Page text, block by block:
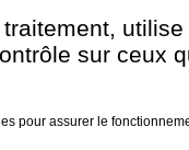
lepassage de la
sur ceux
pour assurer le